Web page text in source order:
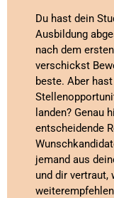
Du hast dein
Ausbildung
nach dem
verschickst
beste. Aber
landen? Genau
entscheidende
jemand aus
und dir vertraut,